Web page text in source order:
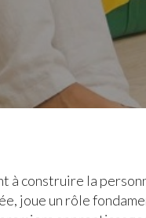
à construire la
joue un rôle